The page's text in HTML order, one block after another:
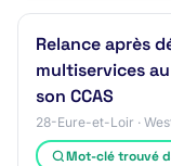
Relance après
multiservices
son CCAS
28-Eure-et-Loir ·
Mot-clé trouvé